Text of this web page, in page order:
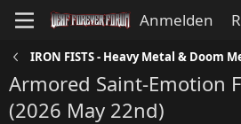
Anmelden
IRON FISTS - Heavy Metal & Doom
Armored Saint-Emotion
(2026 May 22nd)